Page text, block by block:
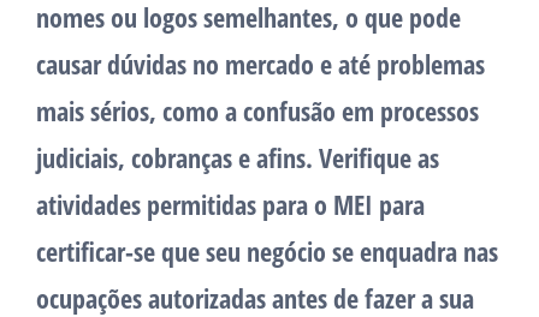
nomes ou logos semelhantes, o que pode
causar dúvidas no mercado e até problemas
mais sérios, como a confusão em processos
judiciais, cobranças e afins. Verifique as
atividades permitidas para o MEI para
certificar-se que seu negócio se enquadra nas
ocupações autorizadas antes de fazer a sua